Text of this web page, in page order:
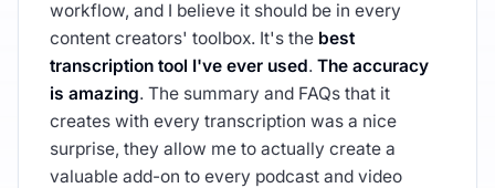
workflow, and I believe it should be in every
content creators' toolbox. It's the best
transcription tool I've ever used. The accuracy
is amazing. The summary and FAQs that it
creates with every transcription was a nice
surprise, they allow me to actually create a
valuable add-on to every podcast and video